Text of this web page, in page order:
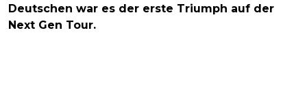
Deutschen war es der erste Triumph auf der
Next Gen Tour.